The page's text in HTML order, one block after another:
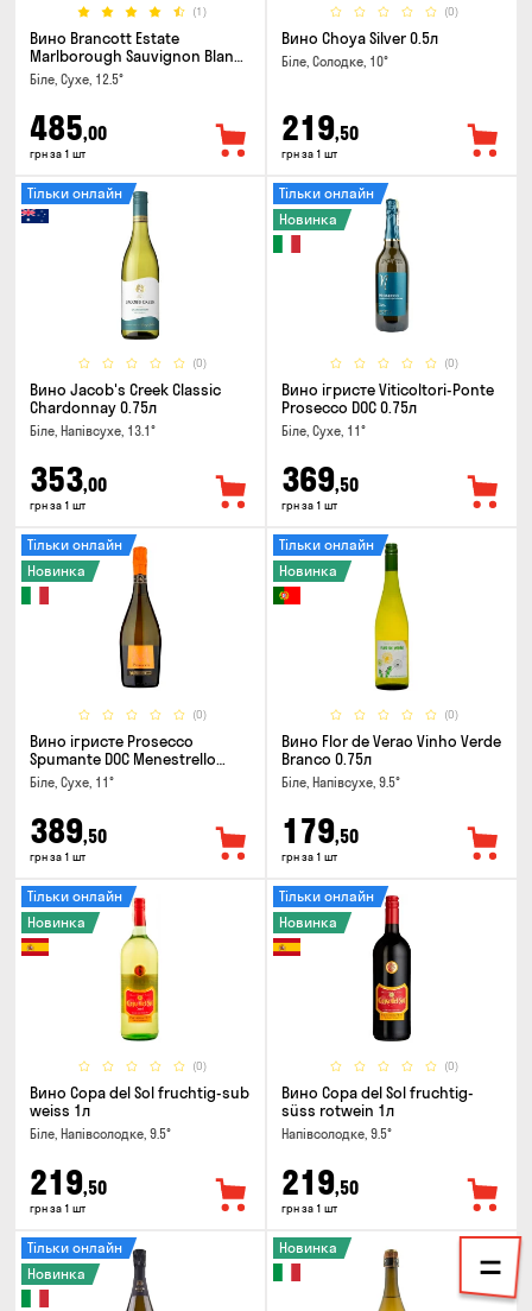
(1)
Вино Brancott Estate
Marlborough Sauvignon Blanc
0.75л
Біле, Сухе, 12.5°
485,00
грн за 1 шт
(0)
Вино Choya Silver 0.5л
Біле, Солодке, 10°
219,50
грн за 1 шт
(0)
Тільки онлайн
Вино Jacob's Creek Classic
Chardonnay 0.75л
Біле, Напівсухе, 13.1°
353,00
грн за 1 шт
(0)
Тільки онлайн
Новинка
Вино ігристе Viticoltori-Ponte
Prosecco DOC 0.75л
Біле, Сухе, 11°
369,50
грн за 1 шт
(0)
Тільки онлайн
Новинка
Вино ігристе Prosecco
Spumante DOC Menestrello
0.75л
Біле, Сухе, 11°
389,50
грн за 1 шт
(0)
Тільки онлайн
Новинка
Вино Flor de Verao Vinho Verde
Branco 0.75л
Біле, Напівсухе, 9.5°
179,50
грн за 1 шт
(0)
Тільки онлайн
Новинка
Вино Copa del Sol fruchtig-sub
weiss 1л
Біле, Напівсолодке, 9.5°
219,50
грн за 1 шт
(0)
Тільки онлайн
Новинка
Вино Copa del Sol fruchtig-
süss rotwein 1л
Напівсолодке, 9.5°
219,50
грн за 1 шт
Тільки онлайн
Новинка
Новинка